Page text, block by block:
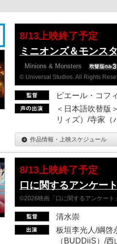
8/13上映終了予定
ミニオンズ＆モンス
Minions & Monsters
© Universal Studios. All Rights
ピエール・コフ
＜日本語吹替版
リィズ）/寺家（
作品情報・上映スケジュール
8/13上映終了予定
口に関するアンケー
©2026映画「口に関するアンケート
清水崇
板垣李光人/綱啓
（BUDDiiS）/